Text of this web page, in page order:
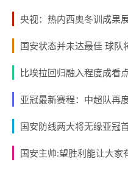
央视：热内西奥冬训成果
国安状态并未达最佳 球队
比埃拉回归融入程度成看
亚冠最新赛程：中超队再
国安防线两大将无缘亚冠
国安主帅:望胜利能让大家